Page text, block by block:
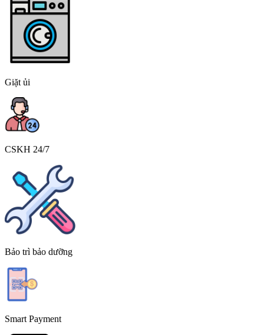
Giặt ủi
CSKH 24/7
Bảo trì bảo dưỡng
Smart Payment